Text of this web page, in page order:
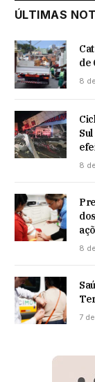
ÚLTIMAS
de
8
8
8
7